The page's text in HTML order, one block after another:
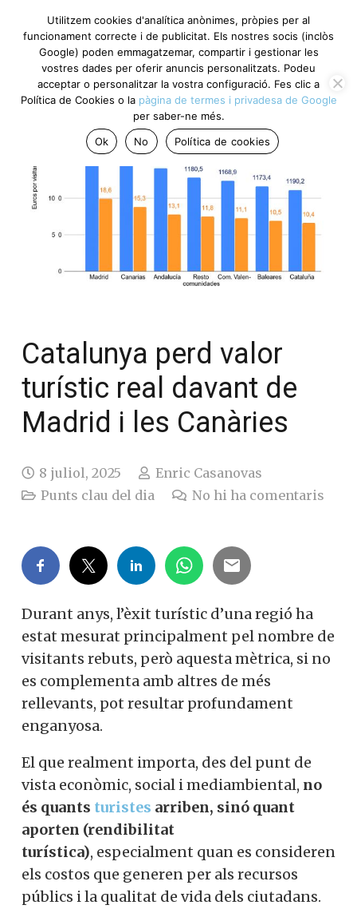
Catalunya perd valor
turístic real davant de
Madrid i les Canàries
8 juliol, 2025
Enric Casanovas
Punts clau del dia
No hi ha comentaris
Durant anys, l’èxit turístic d’una regió ha
estat mesurat principalment pel nombre de
visitants rebuts, però aquesta mètrica, si no
es complementa amb altres de més
rellevants, pot resultar profundament
enganyosa.
El que realment importa, des del punt de
vista econòmic, social i mediambiental, no
és quants turistes arriben, sinó quant
aporten (rendibilitat
turística), especialment quan es consideren
els costos que generen per als recursos
públics i la qualitat de vida dels ciutadans.
Utilitzem cookies d'analítica anònimes, pròpies per al
funcionament correcte i de publicitat. Els nostres socis (inclòs
Google) poden emmagatzemar, compartir i gestionar les
vostres dades per oferir anuncis personalitzats. Podeu
acceptar o personalitzar la vostra configuració. Fes clic a
Política de Cookies o la pàgina de termes i privadesa de Google
per saber-ne més.
Ok
No Política de cookies